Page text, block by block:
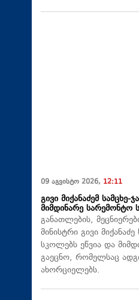
09 აგვისტო 2026, 12:11
გივი მიქანაძემ
მიმდინარე სარემონტო
განათლების,
მინისტრი გივი
სკოლებს ეწვია და
გაეცნო, რომელსაც
ახორციელებს.